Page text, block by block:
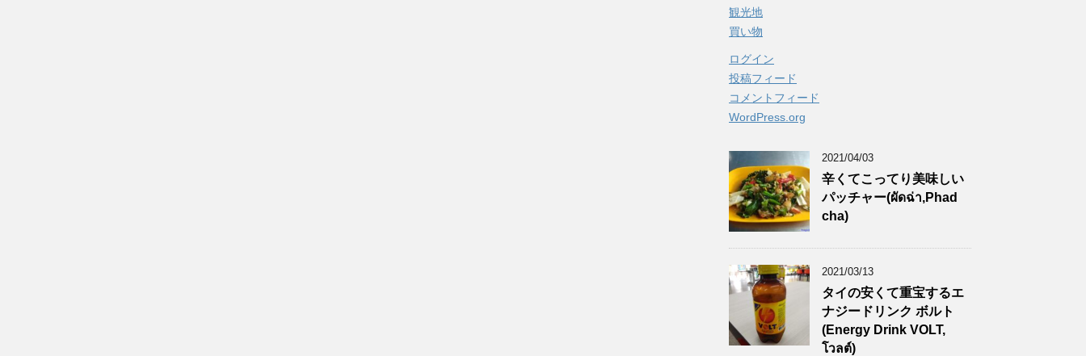
観光地
買い物
ログイン
投稿フィード
コメントフィード
WordPress.org
2021/04/03
辛くてこってり美味しい
パッチャー(ผัดฉ่า,Phad
cha)
2021/03/13
タイの安くて重宝するエ
ナジードリンク ボルト
(Energy Drink VOLT,
โวลต์)